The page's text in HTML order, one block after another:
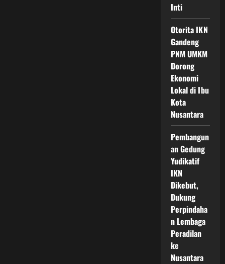
Inti
Otorita IKN
Gandeng
PNM UMKM
Dorong
Ekonomi
Lokal di Ibu
Kota
Nusantara
Pembangun
an Gedung
Yudikatif
IKN
Dikebut,
Dukung
Perpindaha
n Lembaga
Peradilan
ke
Nusantara